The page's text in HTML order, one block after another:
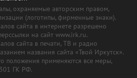
охраняемые авторским правом,
(логотипы, фирменные знаки).
сайта в интернете разрешено
на сайт www.irk.ru.
сайта в печати, ТВ и радио
названия сайта «Твой Иркутск».
положения применяются все меры,
ГК РФ.